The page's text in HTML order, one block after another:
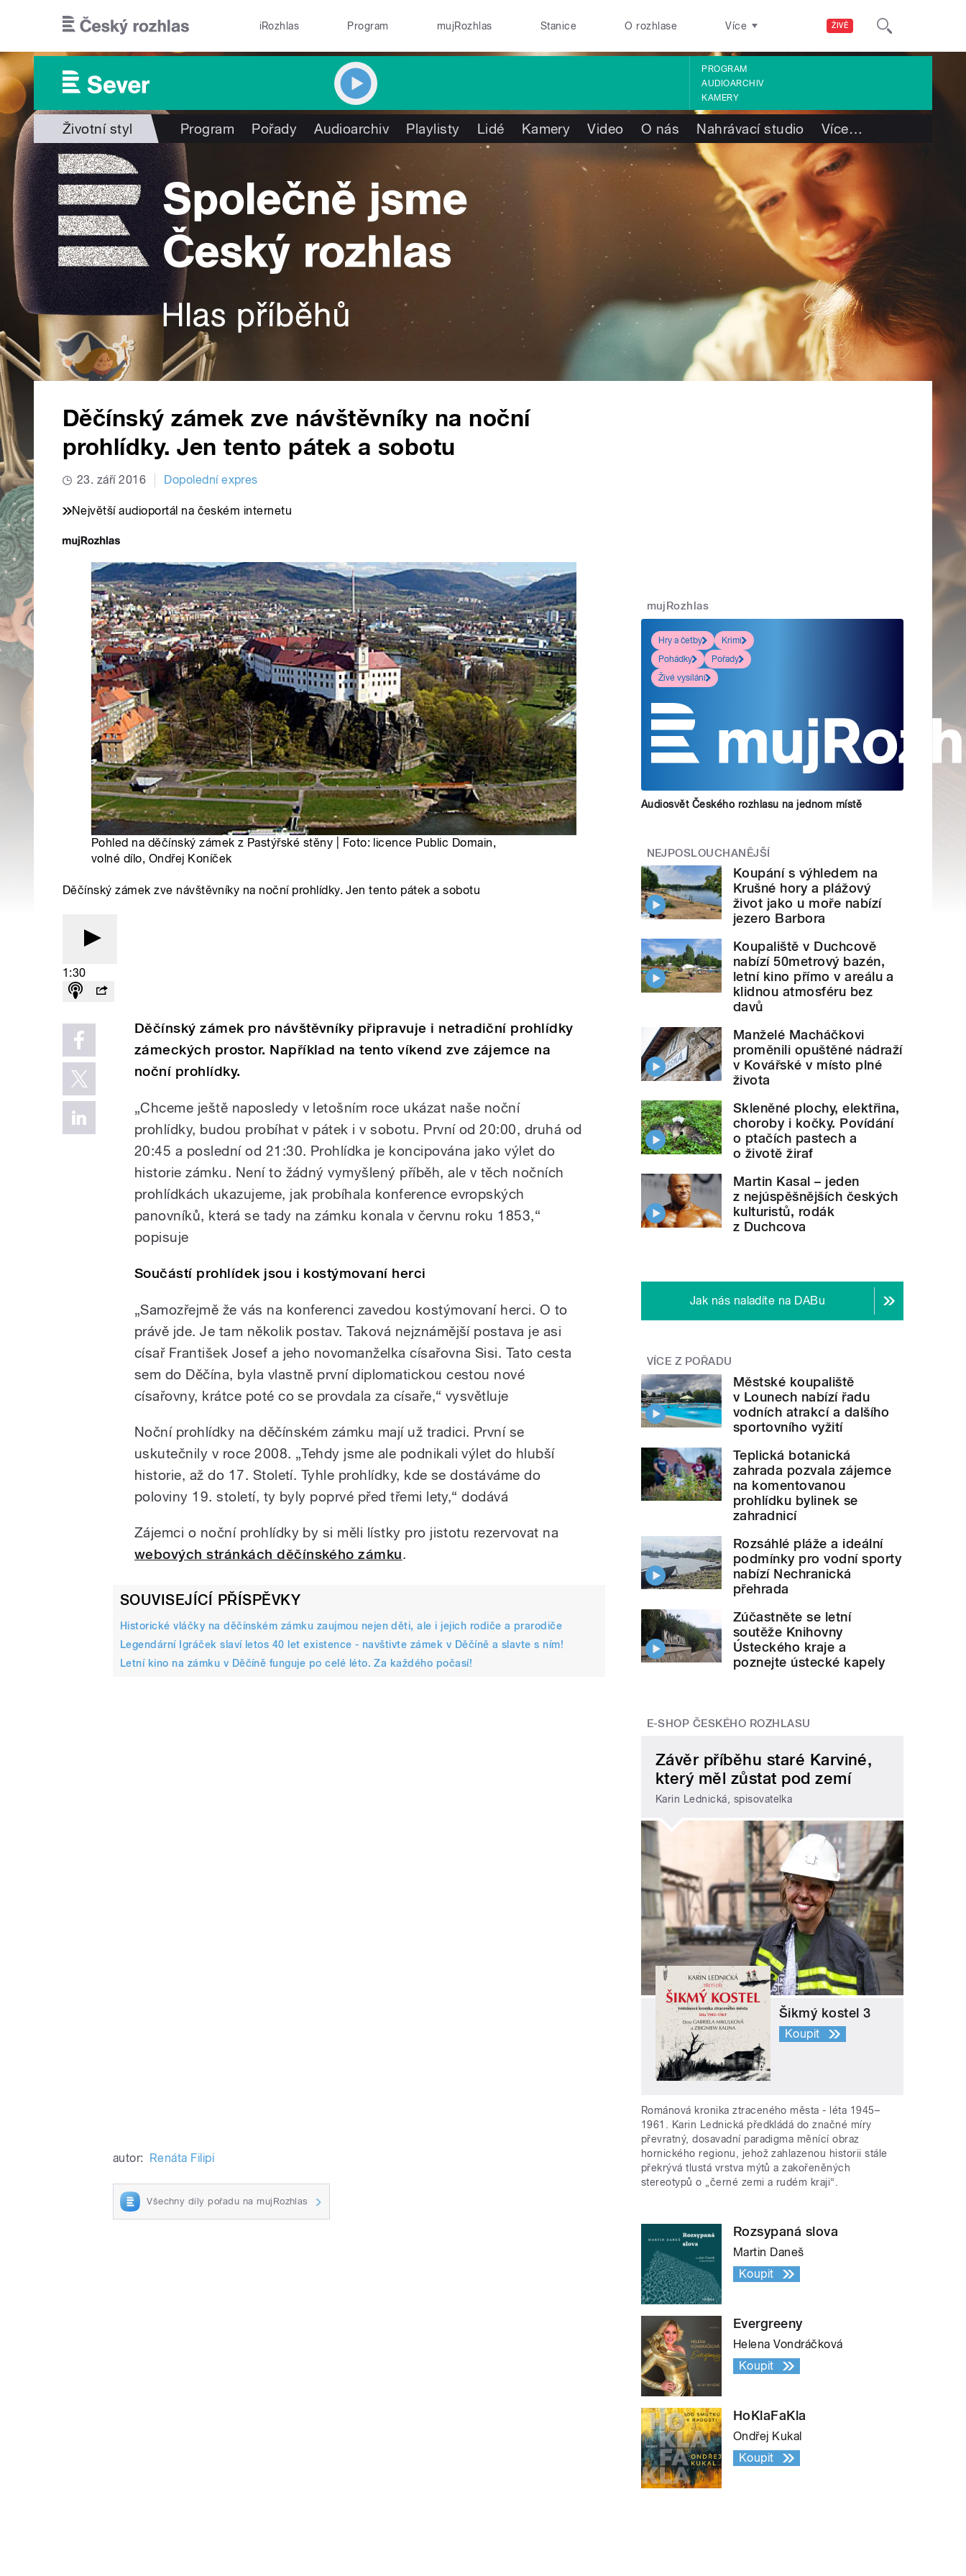
ŽIVĚ
iRozhlas Program mujRozhlas Stanice O rozhlase Více
PROGRAM
AUDIOARCHIV
KAMERY
Životní styl Program Pořady Audioarchiv Playlisty Lidé Kamery Video O nás Nahrávací studio Více…
Děčínský zámek zve návštěvníky na noční
prohlídky. Jen tento pátek a sobotu
23. září 2016 Dopolední expres
Největší audioportál na českém internetu
Pohled na děčínský zámek z Pastýřské stěny | Foto: licence Public Domain,
volné dílo, Ondřej Koníček
Děčínský zámek zve návštěvníky na noční prohlídky. Jen tento pátek a sobotu
1:30
Děčínský zámek pro návštěvníky připravuje i netradiční prohlídky
zámeckých prostor. Například na tento víkend zve zájemce na
noční prohlídky.
„Chceme ještě naposledy v letošním roce ukázat naše noční
prohlídky, budou probíhat v pátek i v sobotu. První od 20:00, druhá od
20:45 a poslední od 21:30. Prohlídka je koncipována jako výlet do
historie zámku. Není to žádný vymyšlený příběh, ale v těch nočních
prohlídkách ukazujeme, jak probíhala konference evropských
panovníků, která se tady na zámku konala v červnu roku 1853,“
popisuje
Součástí prohlídek jsou i kostýmovaní herci
„Samozřejmě že vás na konferenci zavedou kostýmovaní herci. O to
právě jde. Je tam několik postav. Taková nejznámější postava je asi
císař František Josef a jeho novomanželka císařovna Sisi. Tato cesta
sem do Děčína, byla vlastně první diplomatickou cestou nové
císařovny, krátce poté co se provdala za císaře,“ vysvětluje
Noční prohlídky na děčínském zámku mají už tradici. První se
uskutečnily v roce 2008. „Tehdy jsme ale podnikali výlet do hlubší
historie, až do 17. Století. Tyhle prohlídky, kde se dostáváme do
poloviny 19. století, ty byly poprvé před třemi lety,“ dodává
Zájemci o noční prohlídky by si měli lístky pro jistotu rezervovat na
webových stránkách děčínského zámku.
SOUVISEJÍCÍ PŘÍSPĚVKY
Historické vláčky na děčínském zámku zaujmou nejen děti, ale i jejich rodiče a prarodiče
Legendární Igráček slaví letos 40 let existence - navštivte zámek v Děčíně a slavte s ním!
Letní kino na zámku v Děčíně funguje po celé léto. Za každého počasí!
autor: Renáta Filipi
Všechny díly pořadu na mujRozhlas
mujRozhlas
Hry a četby
Krimi
Pohádky
Pořady
Živé vysílání
Audiosvět Českého rozhlasu na jednom místě
NEJPOSLOUCHANĚJŠÍ
Koupání s výhledem na
Krušné hory a plážový
život jako u moře nabízí
jezero Barbora
Koupaliště v Duchcově
nabízí 50metrový bazén,
letní kino přímo v areálu a
klidnou atmosféru bez
davů
Manželé Macháčkovi
proměnili opuštěné nádraží
v Kovářské v místo plné
života
Skleněné plochy, elektřina,
choroby i kočky. Povídání
o ptačích pastech a
o životě žiraf
Martin Kasal – jeden
z nejúspěšnějších českých
kulturistů, rodák
z Duchcova
Jak nás naladíte na DABu
VÍCE Z POŘADU
Městské koupaliště
v Lounech nabízí řadu
vodních atrakcí a dalšího
sportovního vyžití
Teplická botanická
zahrada pozvala zájemce
na komentovanou
prohlídku bylinek se
zahradnicí
Rozsáhlé pláže a ideální
podmínky pro vodní sporty
nabízí Nechranická
přehrada
Zúčastněte se letní
soutěže Knihovny
Ústeckého kraje a
poznejte ústecké kapely
E-SHOP ČESKÉHO ROZHLASU
Závěr příběhu staré Karviné,
který měl zůstat pod zemí
Karin Lednická, spisovatelka
Šikmý kostel 3
Koupit
Románová kronika ztraceného města - léta 1945–
1961. Karin Lednická předkládá do značné míry
převratný, dosavadní paradigma měnící obraz
hornického regionu, jehož zahlazenou historii stále
překrývá tlustá vrstva mýtů a zakořeněných
stereotypů o „černé zemi a rudém kraji“.
Rozsypaná slova
Martin Daneš
Koupit
Evergreeny
Helena Vondráčková
Koupit
HoKlaFaKla
Ondřej Kukal
Koupit